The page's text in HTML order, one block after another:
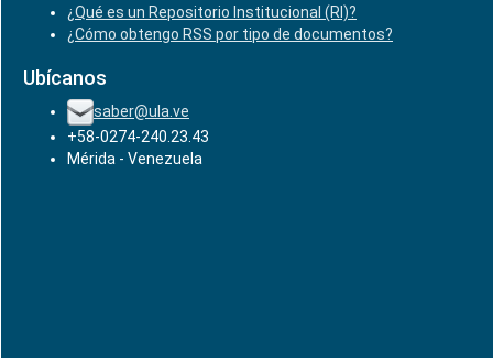
¿Qué es un Repositorio Institucional (RI)?
¿Cómo obtengo RSS por tipo de documentos?
Ubícanos
saber@ula.ve
+58-0274-240.23.43
Mérida - Venezuela